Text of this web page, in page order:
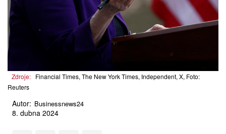
Zdroje: Financial Times, The New York Times, Independent, X, Foto:
Reuters
Autor: Businessnews24
8. dubna 2024